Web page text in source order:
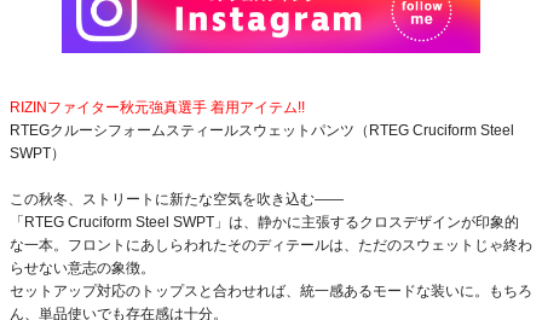
RIZINファイター秋元強真選手 着用アイテム!!
RTEGクルーシフォームスティールスウェットパンツ（RTEG Cruciform Steel
SWPT）
この秋冬、ストリートに新たな空気を吹き込む――
「RTEG Cruciform Steel SWPT」は、静かに主張するクロスデザインが印象的
な一本。フロントにあしらわれたそのディテールは、ただのスウェットじゃ終わ
らせない意志の象徴。
セットアップ対応のトップスと合わせれば、統一感あるモードな装いに。もちろ
ん、単品使いでも存在感は十分。